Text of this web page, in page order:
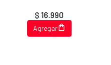
$ 16.990
Agregar